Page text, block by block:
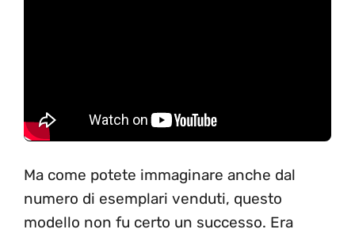
Ma come potete immaginare anche dal
numero di esemplari venduti, questo
modello non fu certo un successo. Era